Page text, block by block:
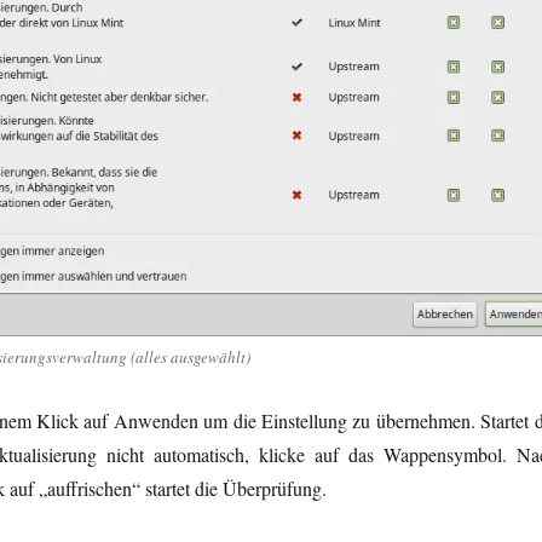
(alles ausgewählt)
Klick auf Anwenden um die Einstellung zu übernehmen. Startet
nicht automatisch, klicke auf das Wappensymbol.
„auffrischen“ startet die Überprüfung.